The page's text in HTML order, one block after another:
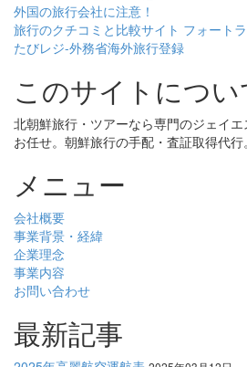
外国の旅行会社に注意！
旅行のクチコミと比較サイト フォート
たびレジ-外務省海外旅行登録
このサイトについ
北朝鮮旅行・ツアーなら専門のジェイ
お任せ。朝鮮旅行の手配・査証取得代行。
メニュー
会社概要
事業背景・経緯
企業理念
事業内容
お問い合わせ
最新記事